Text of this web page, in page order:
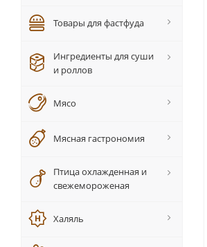
Товары для фастфуда
Ингредиенты для суши
и роллов
Мясо
Мясная гастрономия
Птица охлажденная и
свежемороженая
Халяль